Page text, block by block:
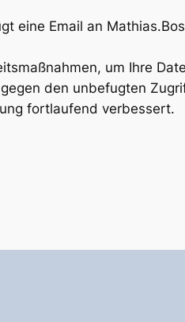
eine Email an
um Ihre
den unbefugten
fortlaufend verbessert.